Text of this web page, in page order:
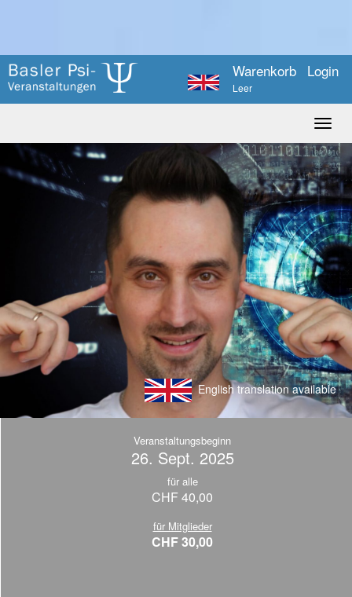
Login
Warenkorb
Leer
English translation available
Veranstaltungsbeginn
26. Sept. 2025
für alle
CHF 40,00
für Mitglieder
CHF 30,00